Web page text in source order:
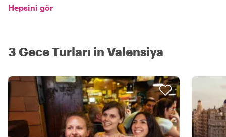
Hepsini gör
3 Gece Turları in Valensiya